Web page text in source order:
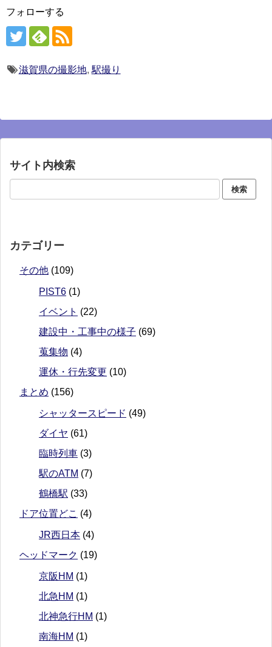
フォローする
滋賀県の撮影地, 駅撮り
サイト内検索
カテゴリー
その他 (109)
PIST6 (1)
イベント (22)
建設中・工事中の様子 (69)
蒐集物 (4)
運休・行先変更 (10)
まとめ (156)
シャッタースピード (49)
ダイヤ (61)
臨時列車 (3)
駅のATM (7)
鶴橋駅 (33)
ドア位置どこ (4)
JR西日本 (4)
ヘッドマーク (19)
京阪HM (1)
北急HM (1)
北神急行HM (1)
南海HM (1)